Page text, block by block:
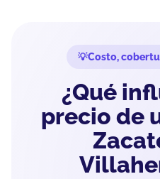
Costo,
¿Qué
precio de